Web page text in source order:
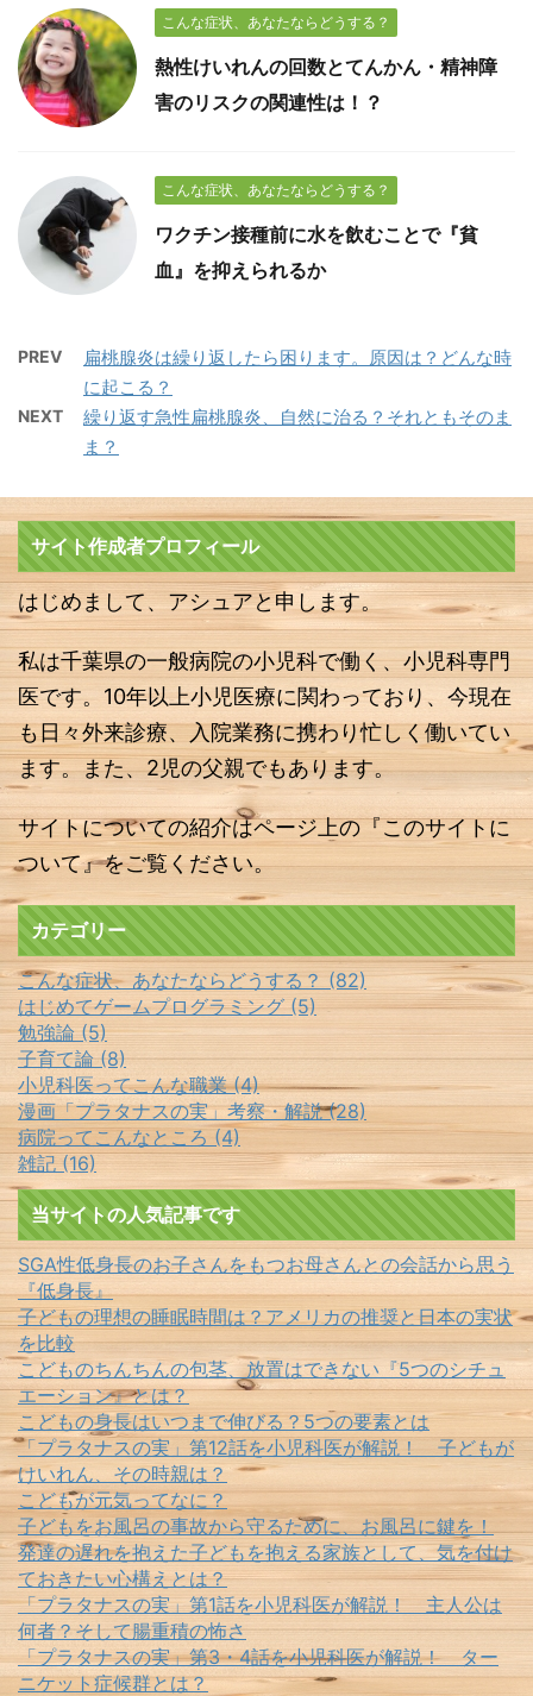
こんな症状、あなたならどうする？
熱性けいれんの回数とてんかん・精神障
害のリスクの関連性は！？
こんな症状、あなたならどうする？
ワクチン接種前に水を飲むことで『貧
血』を抑えられるか
PREV
扁桃腺炎は繰り返したら困ります。原因は？どんな時
に起こる？
NEXT
繰り返す急性扁桃腺炎、自然に治る？それともそのま
ま？
サイト作成者プロフィール
はじめまして、アシュアと申します。
私は千葉県の一般病院の小児科で働く、小児科専門
医です。10年以上小児医療に関わっており、今現在
も日々外来診療、入院業務に携わり忙しく働いてい
ます。また、2児の父親でもあります。
サイトについての紹介はページ上の『このサイトに
ついて』をご覧ください。
カテゴリー
こんな症状、あなたならどうする？ (82)
はじめてゲームプログラミング (5)
勉強論 (5)
子育て論 (8)
小児科医ってこんな職業 (4)
漫画「プラタナスの実」考察・解説 (28)
病院ってこんなところ (4)
雑記 (16)
当サイトの人気記事です
SGA性低身長のお子さんをもつお母さんとの会話から思う
『低身長』
子どもの理想の睡眠時間は？アメリカの推奨と日本の実状
を比較
こどものちんちんの包茎、放置はできない『5つのシチュ
エーション』とは？
こどもの身長はいつまで伸びる？5つの要素とは
「プラタナスの実」第12話を小児科医が解説！ 子どもが
けいれん、その時親は？
こどもが元気ってなに？
子どもをお風呂の事故から守るために、お風呂に鍵を！
発達の遅れを抱えた子どもを抱える家族として、気を付け
ておきたい心構えとは？
「プラタナスの実」第1話を小児科医が解説！ 主人公は
何者？そして腸重積の怖さ
「プラタナスの実」第3・4話を小児科医が解説！ ター
ニケット症候群とは？